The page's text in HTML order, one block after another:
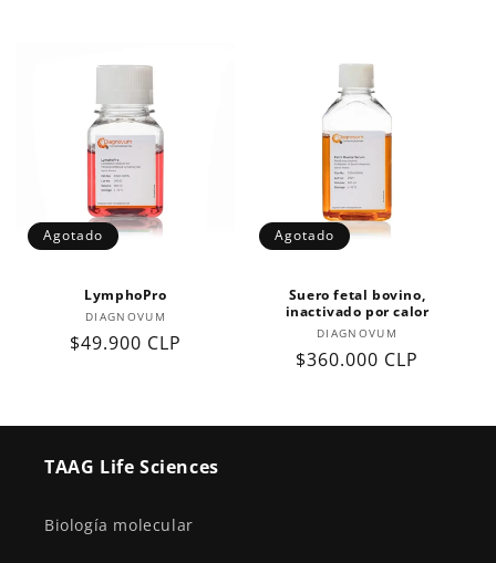
Agotado
LymphoPro
Proveedor:
DIAGNOVUM
Precio
$49.900 CLP
Agotado
Suero fetal bovino,
inactivado por calor
Proveedor:
DIAGNOVUM
Precio
$360.000 CLP
TAAG Life Sciences
Biología molecular